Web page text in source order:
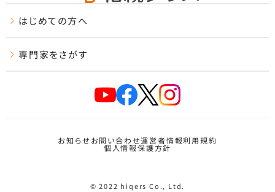
はじめての方へ
専門家をさがす
お知らせ お問い合わせ運営者情報利用規約
個人情報保護方針
© 2022 hiqers Co., Ltd.